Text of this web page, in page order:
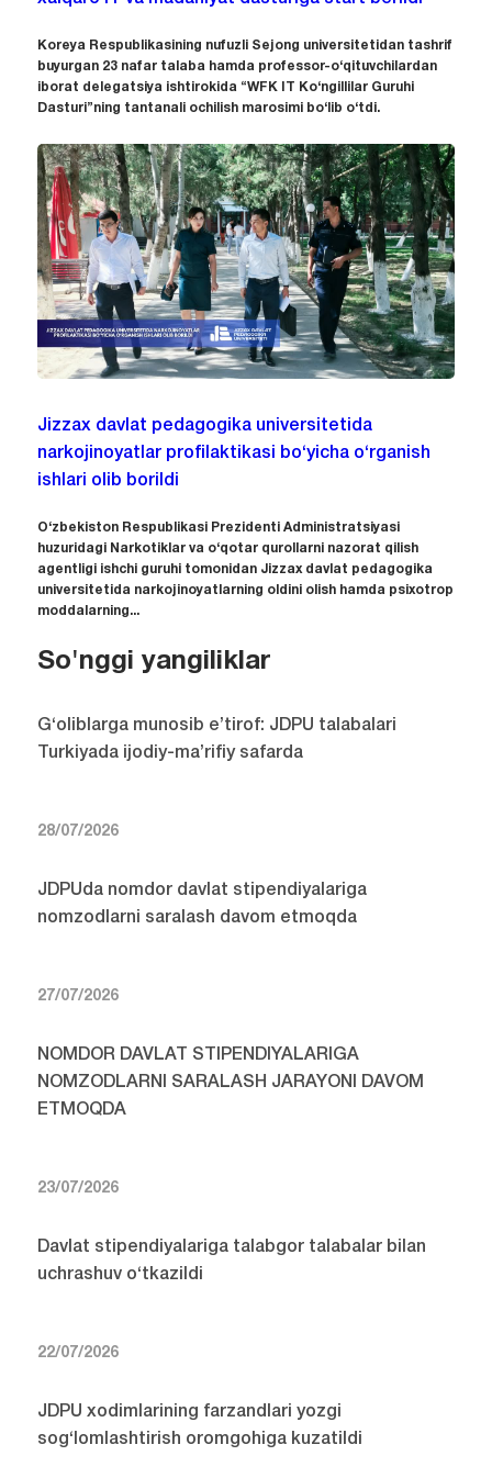
Koreya Respublikasining nufuzli Sejong universitetidan tashrif
buyurgan 23 nafar talaba hamda professor-o‘qituvchilardan
iborat delegatsiya ishtirokida “WFK IT Ko‘ngillilar Guruhi
Dasturi”ning tantanali ochilish marosimi bo‘lib o‘tdi.
Jizzax davlat pedagogika universitetida
narkojinoyatlar profilaktikasi bo‘yicha o‘rganish
ishlari olib borildi
O‘zbekiston Respublikasi Prezidenti Administratsiyasi
huzuridagi Narkotiklar va o‘qotar qurollarni nazorat qilish
agentligi ishchi guruhi tomonidan Jizzax davlat pedagogika
universitetida narkojinoyatlarning oldini olish hamda psixotrop
moddalarning...
So'nggi yangiliklar
G‘oliblarga munosib e’tirof: JDPU talabalari
Turkiyada ijodiy-ma’rifiy safarda
28/07/2026
JDPUda nomdor davlat stipendiyalariga
nomzodlarni saralash davom etmoqda
27/07/2026
NOMDOR DAVLAT STIPENDIYALARIGA
NOMZODLARNI SARALASH JARAYONI DAVOM
ETMOQDA
23/07/2026
Davlat stipendiyalariga talabgor talabalar bilan
uchrashuv o‘tkazildi
22/07/2026
JDPU xodimlarining farzandlari yozgi
sog‘lomlashtirish oromgohiga kuzatildi